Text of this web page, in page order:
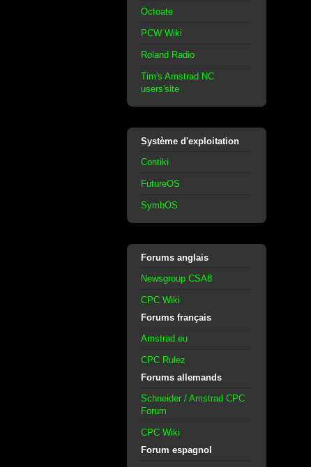
Octoate
PCW Wiki
Roland Radio
Tim's Amstrad NC
users'site
Système d'exploitation
Contiki
FutureOS
SymbOS
Forums anglais
Newsgroup CSA8
CPC Wiki
Forums français
Amstrad.eu
CPC Rulez
Forums allemands
Schneider / Amstrad CPC
Forum
CPC Wiki
Forum espagnol